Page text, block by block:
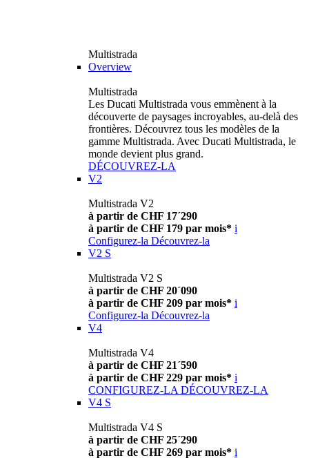
Multistrada
Overview
Multistrada
Les Ducati Multistrada vous emmènent à la
découverte de paysages incroyables, au-delà des
frontières. Découvrez tous les modèles de la
gamme Multistrada. Avec Ducati Multistrada, le
monde devient plus grand.
DÉCOUVREZ-LA
V2
Multistrada V2
à partir de CHF 17´290
à partir de CHF 179 par mois* i
Configurez-la Découvrez-la
V2 S
Multistrada V2 S
à partir de CHF 20´090
à partir de CHF 209 par mois* i
Configurez-la Découvrez-la
V4
Multistrada V4
à partir de CHF 21´590
à partir de CHF 229 par mois* i
CONFIGUREZ-LA DÉCOUVREZ-LA
V4 S
Multistrada V4 S
à partir de CHF 25´290
à partir de CHF 269 par mois* i